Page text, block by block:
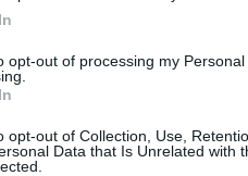
opt-out of processing my
opt-out of Collection, Use,
Data that Is Unrelated with